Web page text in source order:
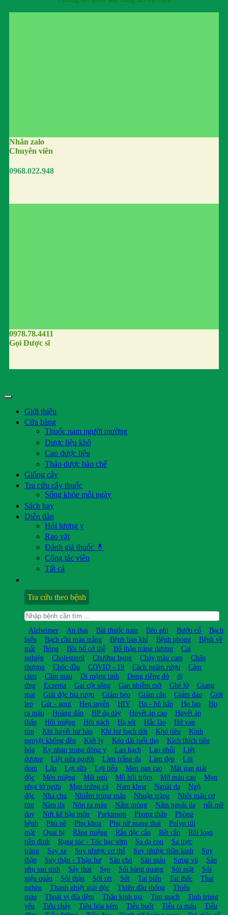
Nhắn zalo
Chuyên viên
0968.022.948
0978.78.4411
Gọi Dược sĩ
Giới thiệu
Cửa hàng
Thuốc nam người mường
Dược liệu khô
Cao dược liệu
Thảo dược bào chế
Giống cây
Tra cứu cây thuốc
Sống khỏe mỗi ngày
Sách hay
Diễn đàn
Hỏi lương y
Rao vặt
Đánh giá thuốc 💊
Cộng tác viên
Tất cả
Tra cứu theo bệnh
Alzheimer An thai Bài thuốc nam Béo phì Bướu cổ
Bạch
biến
Bạch cầu máu trắng Bệnh ban khỉ Bệnh phong
Bệnh về
mắt
Bỏng Bồi bổ cở thể Bổ thận tráng dương
Cai
nghiện
Cholesterol Chướng bụng Chảy máu cam
Chấn
thương
Chốc đầu COVID - 19 Cách ngâm rượu
Cảm
cúm
Cầm máu Di mộng tinh Dong riềng đỏ
dị
ứng
Eczema Gai cột sống Gan nhiễm mỡ Ghẻ lở
Giang
mai
Giải độc bia rượu Giảm béo Giảm cân Giảm đau
Giời
leo
Gút - gout Hen suyễn HIV Ho - hô hấp Ho lao
Ho
ra máu
Hoàng đản HP dạ dày Huyết áp cao
Huyết áp
thấp
Hôi miệng Hôi nách Hạ sốt Hắc lào
Hở van
tim
Khí huyết hư hàn Khí hư bạch đới Khó tiêu
Kinh
nguyệt không đều
Kiết lỵ Kéo dài tuổi thọ
Kích thích tiêu
hóa
Kỵ nhau trong đông y Lao hạch Lao phổi
Liệt
dương
Liệt nửa người Làm trắng da Làm đẹp
Lòi
dom
Lậu Lợi sữa Lợi tiểu Men gan cao
Mát gan giải
độc
Méo miệng Mất ngủ Mồ hôi trộm Mỡ máu cao
Mụn
nhọt lở ngứa
Mụn trứng cá Nam khoa Ngoài da
Ngộ
độc
Nha chu Nhiễm trùng máu Nhuận tràng
Nhồi máu cơ
tim
Nám da Nôn ra máu Nấm móng Nấm ngoài da
nổi mề
đay
Nứt kẽ hậu môn Parkinson Phong thấp
Phòng
bệnh
Phù nề Phụ khoa Phụ nữ mang thai
Polyp túi
mật
Quai bị Răng miệng Rắn độc cắn Rết cắn
Rối loạn
tiền đình
Rụng tóc - Tóc bạc sớm Sa dạ con
Sa trực
tràng
Say xe Suy nhược cơ thể Suy nhược thần kinh
Suy
thận
Suy thận - Thận hư Sán chó Sán máu Sưng vú
Sản
phụ sau sinh
Sảy thai Sẹo Sỏi bàng quang Sỏi mật
Sỏi
niệu quản
Sỏi thận Sốt rét Sởi Tai biến Tai điếc
Thai
nghén
Thanh nhiệt giải độc Thiên đầu thống
Thiếu
máu
Thoát vị đĩa đệm Thần kinh tọa Tim mạch
Tinh trùng
yếu
Tiêu chảy Tiêu hóa kém Tiểu buốt Tiểu ra máu
Tiểu